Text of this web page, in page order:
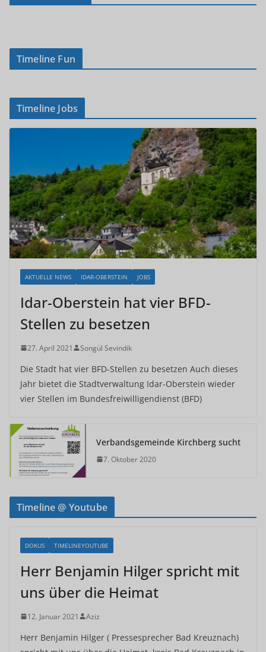
Timeline Fun
Timeline Jobs
AKTUELLE NEWS IDAR-OBERSTEIN JOBS
Idar-Oberstein hat vier BFD-
Stellen zu besetzen
27. April 2021 Songül Sevindik
Die Stadt hat vier BFD-Stellen zu besetzen Auch dieses
Jahr bietet die Stadtverwaltung Idar-Oberstein wieder
vier Stellen im Bundesfreiwilligendienst (BFD)
Verbandsgemeinde Kirchberg sucht
7. Oktober 2020
Timeline @ Youtube
DOKUS TIMELINEYOUTUBE
Herr Benjamin Hilger spricht mit
uns über die Heimat
12. Januar 2021 Aziz
Herr Benjamin Hilger ( Pressesprecher Bad Kreuznach)